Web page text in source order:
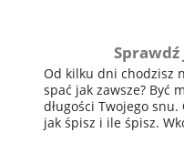
Od kilku dni chodzisz
spać jak zawsze? Być
długości Twojego
jak śpisz i ile śpisz.